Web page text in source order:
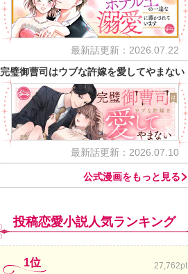
最新話更新：2026.07.22
完璧御曹司はウブな許嫁を愛してやまない
最新話更新：2026.07.10
公式漫画をもっと見る
投稿恋愛小説人気ランキング
1位 27,762pt